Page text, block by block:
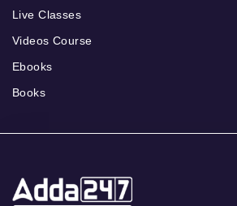
Live Classes
Videos Course
Ebooks
Books